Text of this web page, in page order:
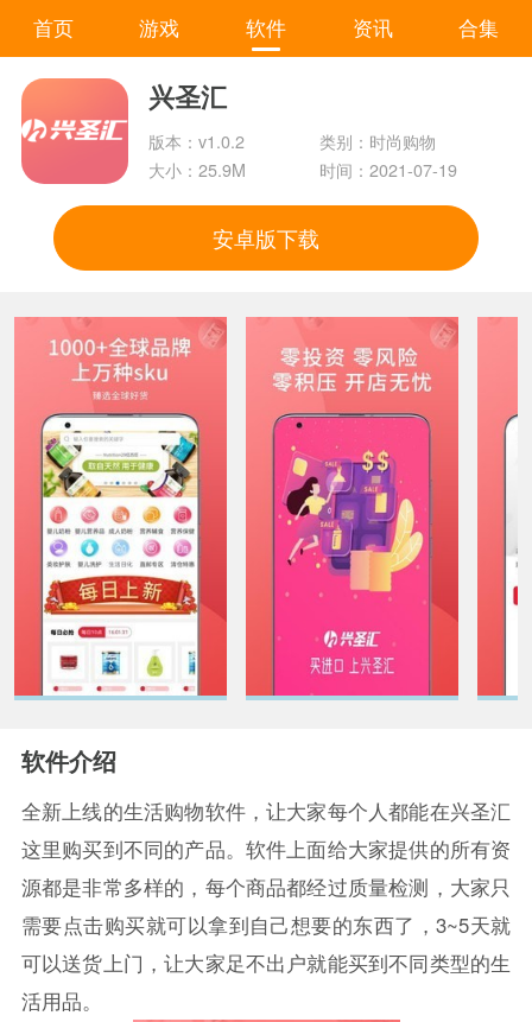
首页 游戏 软件 资讯 合集
兴圣汇
版本：v1.0.2
类别：时尚购物
大小：25.9M
时间：2021-07-19
安卓版下载
软件介绍
全新上线的生活购物软件，让大家每个人都能在兴圣汇
这里购买到不同的产品。软件上面给大家提供的所有资
源都是非常多样的，每个商品都经过质量检测，大家只
需要点击购买就可以拿到自己想要的东西了，3~5天就
可以送货上门，让大家足不出户就能买到不同类型的生
活用品。